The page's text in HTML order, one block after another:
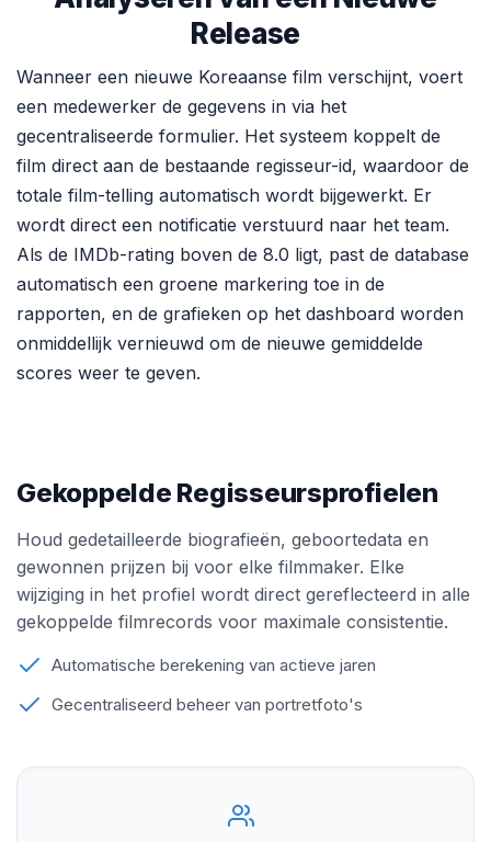
Release
Wanneer een nieuwe Koreaanse film verschijnt, voert
een medewerker de gegevens in via het
gecentraliseerde formulier. Het systeem koppelt de
film direct aan de bestaande regisseur-id, waardoor de
totale film-telling automatisch wordt bijgewerkt. Er
wordt direct een notificatie verstuurd naar het team.
Als de IMDb-rating boven de 8.0 ligt, past de database
automatisch een groene markering toe in de
rapporten, en de grafieken op het dashboard worden
onmiddellijk vernieuwd om de nieuwe gemiddelde
scores weer te geven.
Gekoppelde Regisseursprofielen
Houd gedetailleerde biografieën, geboortedata en
gewonnen prijzen bij voor elke filmmaker. Elke
wijziging in het profiel wordt direct gereflecteerd in alle
gekoppelde filmrecords voor maximale consistentie.
Automatische berekening van actieve jaren
Gecentraliseerd beheer van portretfoto's